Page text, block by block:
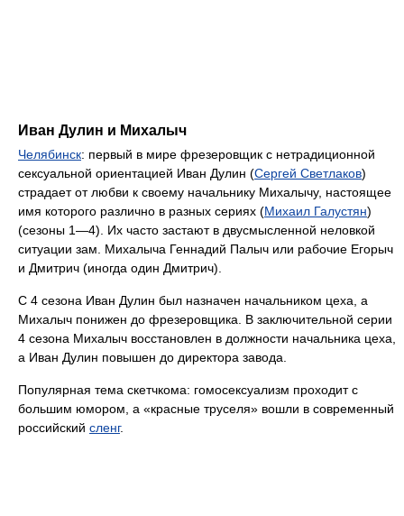
Иван Дулин и Михалыч
Челябинск: первый в мире фрезеровщик с нетрадиционной
сексуальной ориентацией Иван Дулин (Сергей Светлаков)
страдает от любви к своему начальнику Михалычу, настоящее
имя которого различно в разных сериях (Михаил Галустян)
(сезоны 1—4). Их часто застают в двусмысленной неловкой
ситуации зам. Михалыча Геннадий Палыч или рабочие Егорыч
и Дмитрич (иногда один Дмитрич).
С 4 сезона Иван Дулин был назначен начальником цеха, а
Михалыч понижен до фрезеровщика. В заключительной серии
4 сезона Михалыч восстановлен в должности начальника цеха,
а Иван Дулин повышен до директора завода.
Популярная тема скетчкома: гомосексуализм проходит с
большим юмором, а «красные труселя» вошли в современный
российский сленг.